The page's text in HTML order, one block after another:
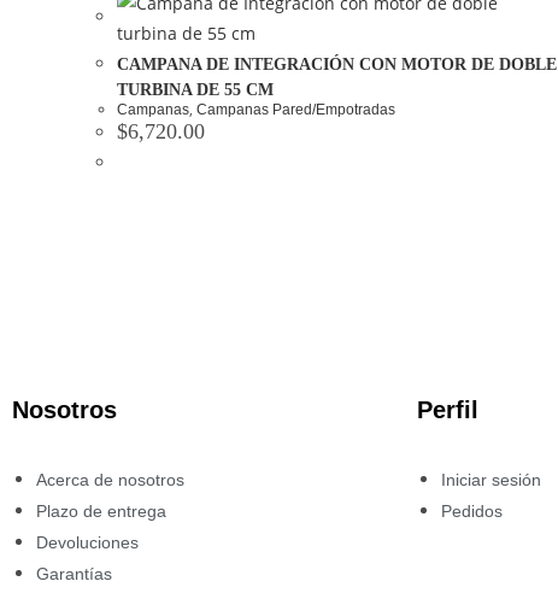
CAMPANA DE INTEGRACIÓN CON MOTOR DE DOBLE
TURBINA DE 55 CM
Campanas, Campanas Pared/Empotradas
$6,720.00
Nosotros
Acerca de nosotros
Plazo de entrega
Devoluciones
Garantías
Perfil
Iniciar sesión
Pedidos